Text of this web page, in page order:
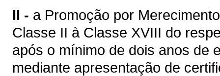
II - a Promoção por
Classe II à Classe XVIII do
após o mínimo de dois anos de
mediante apresentação de